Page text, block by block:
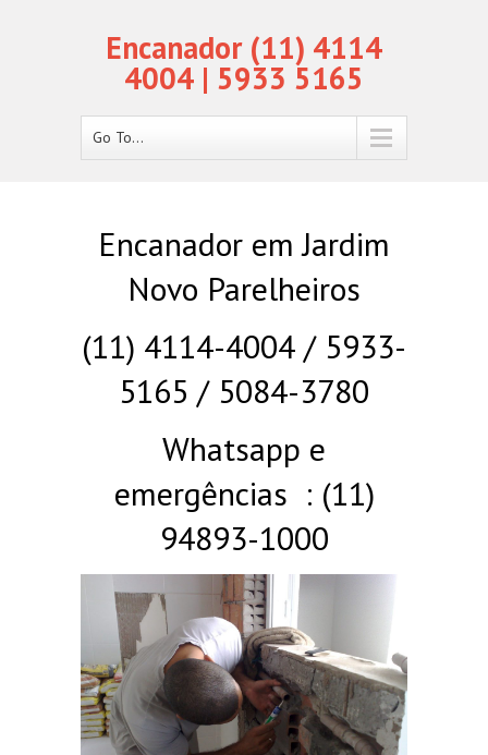
Encanador (11) 4114
4004 | 5933 5165
Go To...
Encanador em Jardim
Novo Parelheiros
(11) 4114-4004 / 5933-
5165 / 5084-3780
Whatsapp e
emergências : (11)
94893-1000